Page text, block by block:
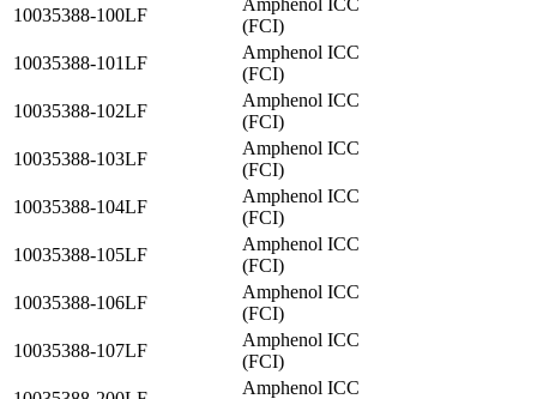
10035388-100LF
Amphenol ICC
(FCI)
10035388-101LF
Amphenol ICC
(FCI)
10035388-102LF
Amphenol ICC
(FCI)
10035388-103LF
Amphenol ICC
(FCI)
10035388-104LF
Amphenol ICC
(FCI)
10035388-105LF
Amphenol ICC
(FCI)
10035388-106LF
Amphenol ICC
(FCI)
10035388-107LF
Amphenol ICC
(FCI)
Amphenol ICC